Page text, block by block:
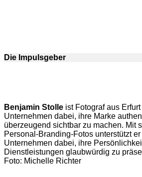
Die Impulsgeber
Benjamin Stolle ist Fotograf aus
Unternehmen dabei, ihre Marke
überzeugend sichtbar zu machen. Mit
Personal-Branding-Fotos unterstützt
Unternehmen dabei, ihre
Dienstleistungen glaubwürdig zu
Foto: Michelle Richter